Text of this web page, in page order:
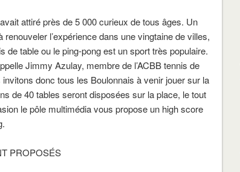
attiré près de 5 000 curieux de tous âges. Un
l’expérience dans une vingtaine de villes,
de table ou le ping-pong est un sport très populaire.
Jimmy Azulay, membre de l’ACBB tennis de
donc tous les Boulonnais à venir jouer sur la
de 40 tables seront disposées sur la place, le tout
le pôle multimédia vous propose un high score
PROPOSÉS